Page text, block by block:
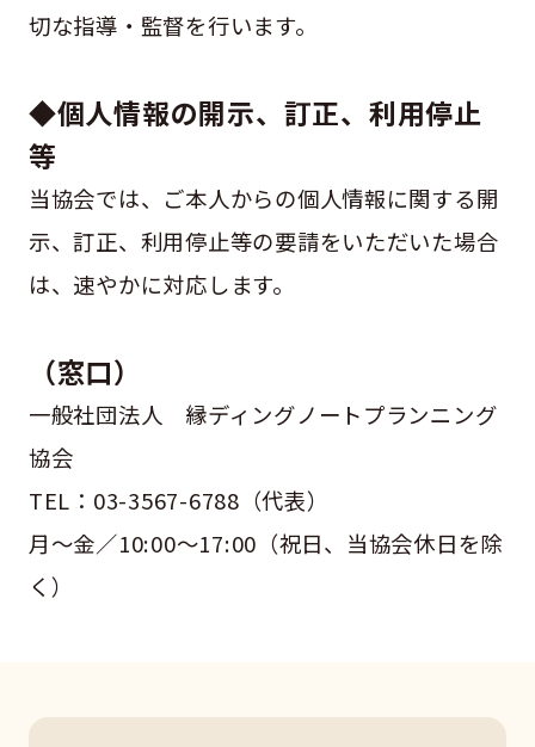
切な指導・監督を行います。
◆個人情報の開示、訂正、利用停止
等
当協会では、ご本人からの個人情報に関する開
示、訂正、利用停止等の要請をいただいた場合
は、速やかに対応します。
（窓口）
一般社団法人 縁ディングノートプランニング
協会
TEL：03-3567-6788（代表）
月～金／10:00～17:00（祝日、当協会休日を除
く）